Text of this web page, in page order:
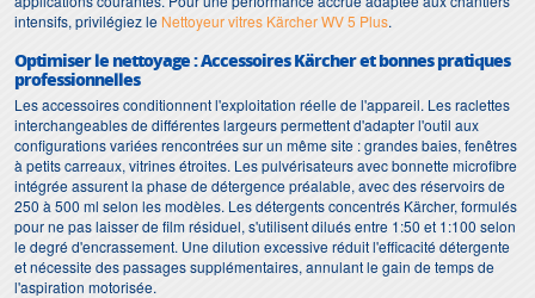
intensifs, privilégiez le Nettoyeur vitres Kärcher WV 5 Plus.
Optimiser le nettoyage : Accessoires Kärcher et bonnes pratiques
professionnelles
Les accessoires conditionnent l'exploitation réelle de l'appareil. Les raclettes
interchangeables de différentes largeurs permettent d'adapter l'outil aux
configurations variées rencontrées sur un même site : grandes baies, fenêtres
à petits carreaux, vitrines étroites. Les pulvérisateurs avec bonnette microfibre
intégrée assurent la phase de détergence préalable, avec des réservoirs de
250 à 500 ml selon les modèles. Les détergents concentrés Kärcher, formulés
pour ne pas laisser de film résiduel, s'utilisent dilués entre 1:50 et 1:100 selon
le degré d'encrassement. Une dilution excessive réduit l'efficacité détergente
et nécessite des passages supplémentaires, annulant le gain de temps de
l'aspiration motorisée.